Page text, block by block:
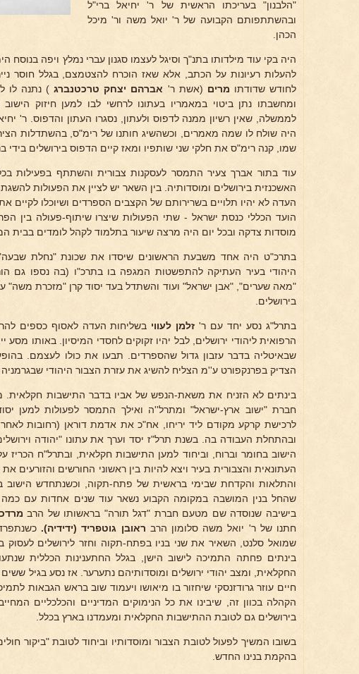
"הלבנון" בעריכתו הראשית של ר' יחיאל ברי"ל
ובהשתתפותם הקבועה של ר' יואל משה ור' מיכל
הכהן.
היה בקי עוד מילדותו בתנ"ך וסיגל לעצמו סגנון עברי נמלץ ויפה בנוסח
להעלות רעיונות על הכתב, אלא שאז הוכרח להצטמצם, בגלל חוסר
לחודש שדודתו מרים (אשת ר' אברהם יצחק טרכטנברג) נתנה לו
ומחשבתו נתן ביטוי במאמריו בעתונו לרחשי לבו למען חיזוק
לממשלה, שאין רשיון ממנה לדפוס ולעתון, נסגרו העתון והדפוס. ר'
היה שולח לו שמה מאמרים, וכשהשיג חותנו של רימ"ס, בהשתדלות
שמו, קנה רימ"ס את חלקי שני שותפיו ומאז קיים הדפוס בירושלים בידי
עוד בתור אברך צעיר התמסר לעסקנות צבורית והשתתף בפעילות
האשכנזית בירושלים ומוסדותיה. בין השאר יש לציין את הפעולות
העדה לא יהיו תלויים בשרירותם של הקצבים הספרדים ושיוכלו לקיים
הועד הכללי כנסת ישראל - שתי הפעולות שיצרו שיתוף-פעולה בין
מוסדות צדקה ובכל יום היה מרצה שיעור בתלמוד לקהל לומדים בבית
בתרכ"ט היה אחד משבעת הראשונים שיסדו את שכונת "נחלת
היהודי בעיר העתיקה להתפשטות המגפה בו בתרכ"ו (בה נספו גם
"מאה שערים", "אבן ישראל" ועוד והשתדל בעד יסוד קרן "מזכרת משה"
בירושלים.
בתרל"ג נסע יחד עם ר' זלמן לעווי בשליחות העדה לאסוף כספים
הרפואית ליהודי ירושלים, לבל יהיו זקוקים לחסדי המיסיון. באותו מסע
שבאיטליה בדבר עזבון גדול שהספרדים. תבעו את כולו לעצמם.
הצדיק בפרנקפורט ע''מ הצליח להשיג את עזרת הצבור היהודי שבגרמניה
בינתים לא הזניח את משאת-הנפש של אביו בדבר התישבות חקלאית.
חברת "ישוב ארץ-ישראל" ומתרל''ה ואילך התמסר לפעולות למען
לרכישת קרקע מקודם ליד יריחו, אח"כ את אדמת דוראן (רחובות
ובהתחלת העבודה בה. בשנת תרל"ז יסד וערך את עתונו "יהודה
הישוב בחומר וברוח, וביחוד למען התישבות חקלאית, ובתרל"ח
העתונאית והצבורית בעיר ויצא להיות בין ראשוני החורשים
והתלאות והקדחת שבימי בראשית של פתח-תקוה, וכשנתחדש הישוב
שהחל בנין המושבה במקומה הקבוע נשאר עוד שנים אחדות עם
בישיבה שנוסדה שם מטעם חברת "דגל תורה" בראשותו של הרב
חתנו של ר' יואל משה סלומון הרב ראובן גוטפריד (ידידיה).
שמואל סלנט, השאיר את שני בניו בפתח-תקוה וחזר לירושלים לעסוק
בינתים פחתה התמיכה לישוב הישן, בגלל החתענינות הכללית
החקלאית, ומצב יהודי ירושלים ומוסדותיהם נתערער. אז נסע בגיל
חיים עוזר גרודזנסקי שיחזור בו מיאושו ויעמוד שוב בראש הגבאות
הקהלה בכוון זה, שיבינו את כל הנימוקים המדיניים והכלכליים
בירושלים גם לטובת ההתישבות החקלאית ומעמדנו בארץ בכלל.
בשובו המשיך לפעול לטובת הצבור ומוסדותיו וביחוד לטובת "ביקור
בהקמת בנינו החדש.